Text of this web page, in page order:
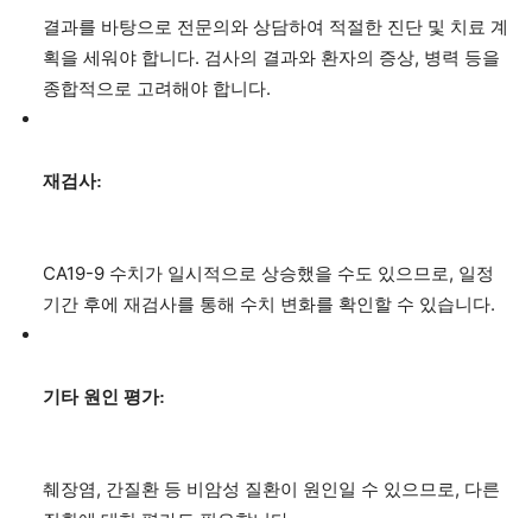
결과를 바탕으로 전문의와 상담하여 적절한 진단 및 치료 계
획을 세워야 합니다. 검사의 결과와 환자의 증상, 병력 등을
종합적으로 고려해야 합니다.
재검사:
CA19-9 수치가 일시적으로 상승했을 수도 있으므로, 일정
기간 후에 재검사를 통해 수치 변화를 확인할 수 있습니다.
기타 원인 평가:
췌장염, 간질환 등 비암성 질환이 원인일 수 있으므로, 다른